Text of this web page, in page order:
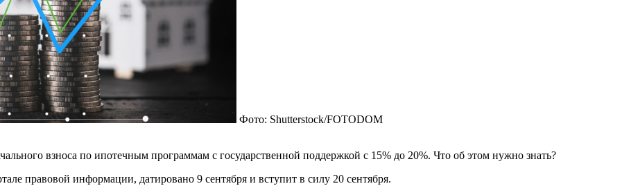
Фото: Shutterstock/FOTODOM
взноса по ипотечным программам с государственной поддержкой с 15% до 20%. Что об этом нужно знать?
правовой информации, датировано 9 сентября и вступит в силу 20 сентября.